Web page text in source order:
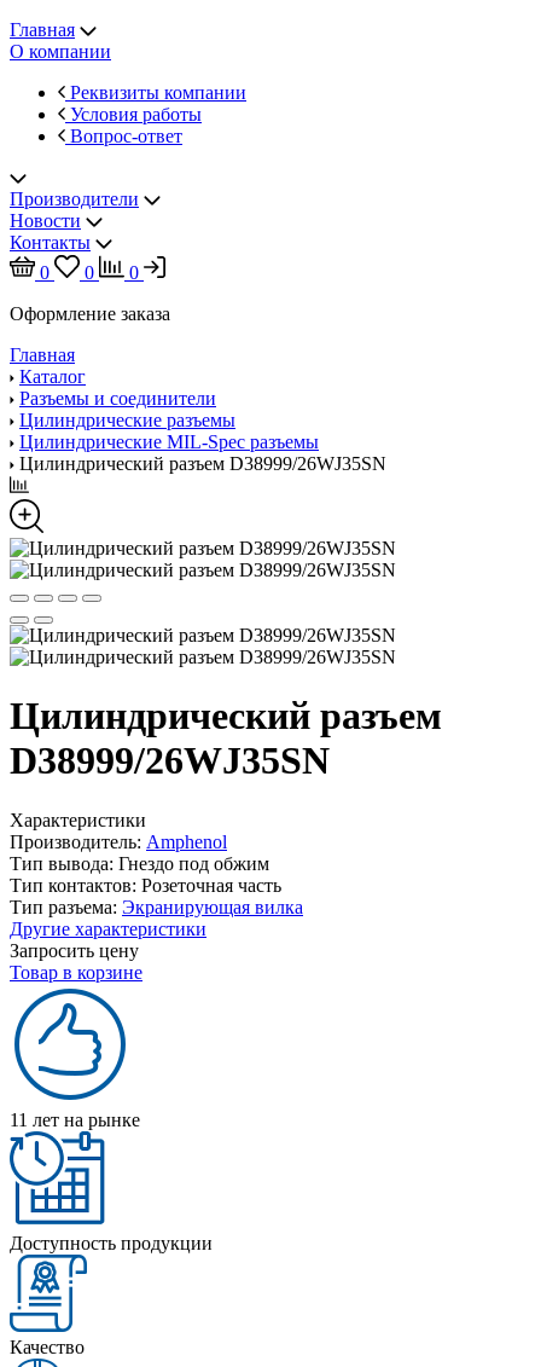
Главная
О компании
Реквизиты компании
Условия работы
Вопрос-ответ
Производители
Новости
Контакты
0
0
0
Оформление заказа
Главная
Каталог
Разъемы и соединители
Цилиндрические разъемы
Цилиндрические MIL-Spec разъемы
Цилиндрический разъем D38999/26WJ35SN
Цилиндрический разъем
D38999/26WJ35SN
Характеристики
Производитель: Amphenol
Тип вывода: Гнездо под обжим
Тип контактов: Розеточная часть
Тип разъема: Экранирующая вилка
Другие характеристики
Запросить цену
Товар в корзине
11 лет на рынке
Доступность продукции
Качество